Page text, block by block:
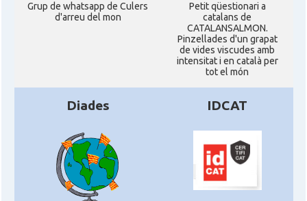
Grup de whatsapp de Culers
d'arreu del mon
Petit qüestionari a
catalans de
CATALANSALMON.
Pinzellades d'un grapat
de vides viscudes amb
intensitat i en català per
tot el món
Diades IDCAT